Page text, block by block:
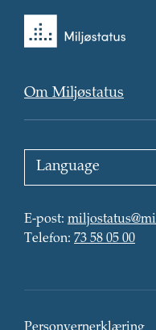
Tilbake
til
Om Miljøstatus
Choose
language:
E-post: E-
post:
Telefon: Telefon:
73 58 05 00
Personvern